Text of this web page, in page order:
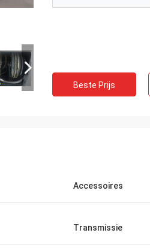
Beste Prijs
Accessoires
Transmissie